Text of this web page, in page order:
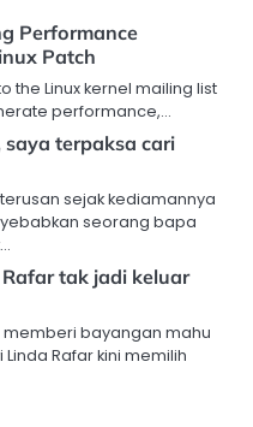
Performance
Patch
the Linux kernel mailing list
performance,…
saya terpaksa cari
sejak kediamannya
seorang bapa
Rafar tak jadi keluar
memberi bayangan mahu
Rafar kini memilih